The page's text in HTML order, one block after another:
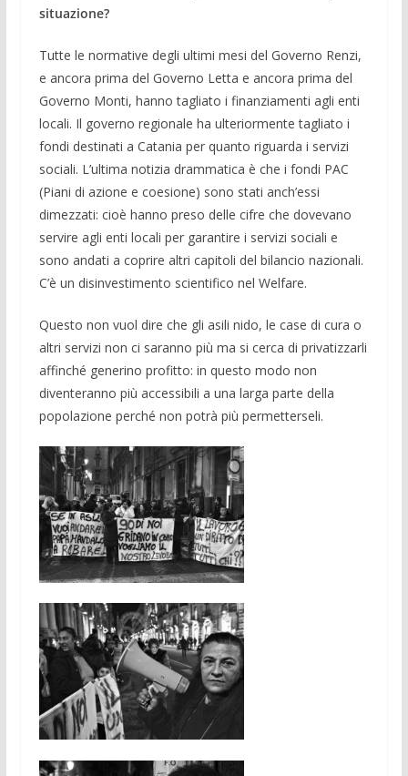
situazione?
Tutte le normative degli ultimi mesi del Governo Renzi,
e ancora prima del Governo Letta e ancora prima del
Governo Monti, hanno tagliato i finanziamenti agli enti
locali. Il governo regionale ha ulteriormente tagliato i
fondi destinati a Catania per quanto riguarda i servizi
sociali. L’ultima notizia drammatica è che i fondi PAC
(Piani di azione e coesione) sono stati anch’essi
dimezzati: cioè hanno preso delle cifre che dovevano
servire agli enti locali per garantire i servizi sociali e
sono andati a coprire altri capitoli del bilancio nazionali.
C’è un disinvestimento scientifico nel Welfare.
Questo non vuol dire che gli asili nido, le case di cura o
altri servizi non ci saranno più ma si cerca di privatizzarli
affinché generino profitto: in questo modo non
diventeranno più accessibili a una larga parte della
popolazione perché non potrà più permetterseli.